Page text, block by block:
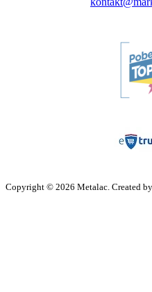
Copyright © 2026 Metalac. Created by